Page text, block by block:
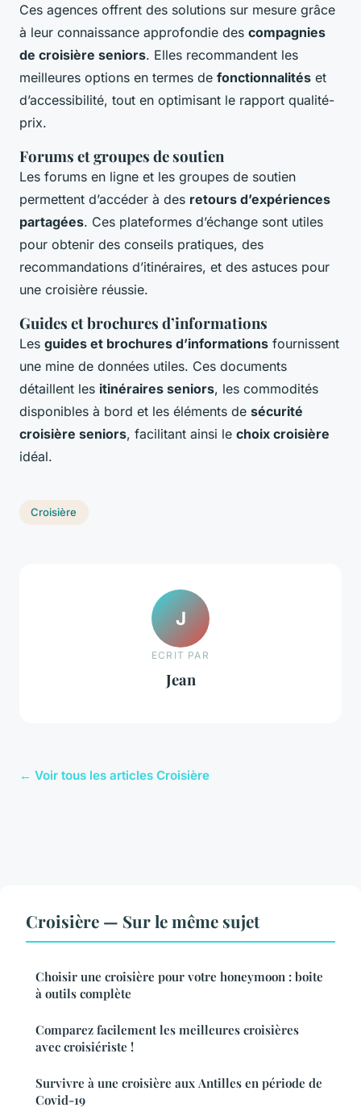
Ces agences offrent des solutions sur mesure grâce
à leur connaissance approfondie des compagnies
de croisière seniors. Elles recommandent les
meilleures options en termes de fonctionnalités et
d’accessibilité, tout en optimisant le rapport qualité-
prix.
Forums et groupes de soutien
Les forums en ligne et les groupes de soutien
permettent d’accéder à des retours d’expériences
partagées. Ces plateformes d’échange sont utiles
pour obtenir des conseils pratiques, des
recommandations d’itinéraires, et des astuces pour
une croisière réussie.
Guides et brochures d’informations
Les guides et brochures d’informations fournissent
une mine de données utiles. Ces documents
détaillent les itinéraires seniors, les commodités
disponibles à bord et les éléments de sécurité
croisière seniors, facilitant ainsi le choix croisière
idéal.
Croisière
J
ECRIT PAR
Jean
← Voir tous les articles Croisière
Croisière — Sur le même sujet
Choisir une croisière pour votre honeymoon : boite
à outils complète
Comparez facilement les meilleures croisières
avec croisiériste !
Survivre à une croisière aux Antilles en période de
Covid-19